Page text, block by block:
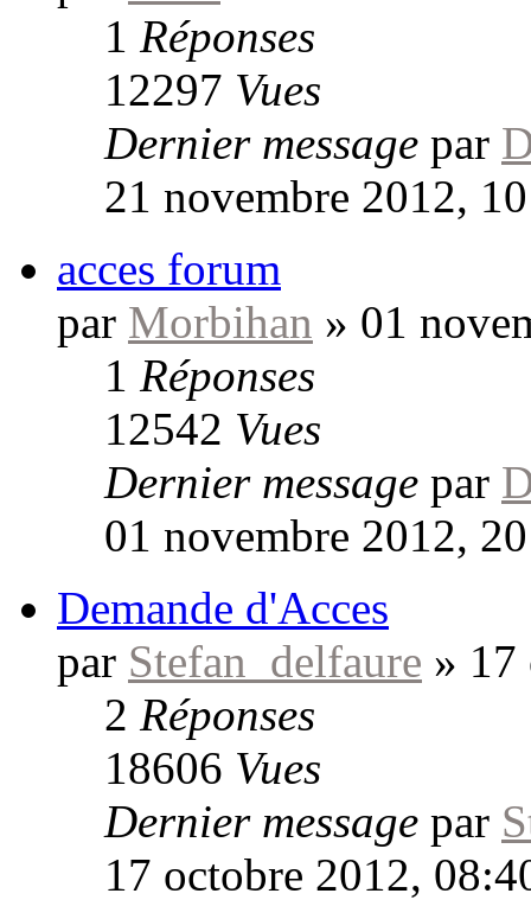
1 Réponses
12297 Vues
Dernier message par
21 novembre 2012,
acces forum
par Morbihan » 01
1 Réponses
12542 Vues
Dernier message par
01 novembre 2012,
Demande d'Acces
par Stefan_delfaure » 17
2 Réponses
18606 Vues
Dernier message par
17 octobre 2012,